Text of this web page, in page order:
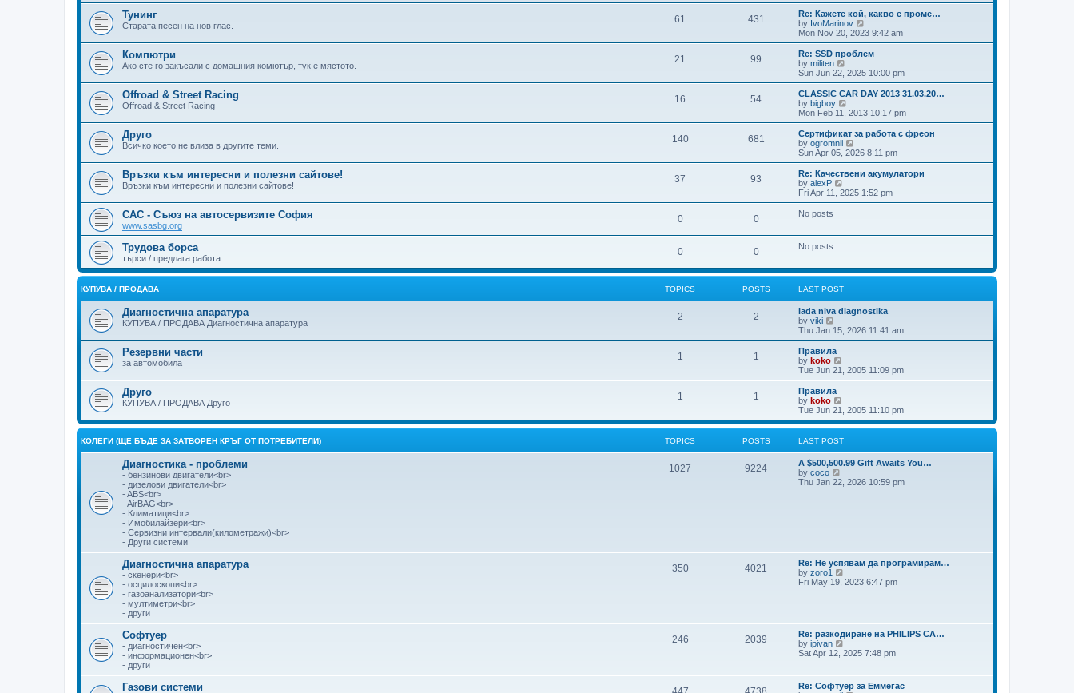
o
s
ta
t
e
t
p
o
s
t
w
t
h
e
a
t
e
t
p
o
s
t
Тунинг
Старата песен на нов глас.
61 431
Re: Кажете кой, какво е проме…
by IvoMarinov
i
e
w
h
l
a
t
e
t
o
s
Mon Nov 20, 2023 9:42 am
Компютри
Ако сте го закъсали с домашния комютър, тук е мястото.
21 99
Re: SSD проблем
by militen
i
e
w
t
h
a
t
e
t
o
s
Sun Jun 22, 2025 10:00 pm
Offroad & Street Racing
Offroad & Street Racing
16 54
CLASSIC CAR DAY 2013 31.03.20…
by bigboy
i
e
w
t
h
a
t
e
o
Mon Feb 11, 2013 10:17 pm
Друго
Всичко което не влиза в другите теми.
140 681
Сертификат за работа с фреон
by ogromnii
i
e
w
h
e
p
o
Sun Apr 05, 2026 8:11 pm
Връзки към интересни и полезни сайтове!
Връзки към интересни и полезни сайтове!
37 93
Re: Качествени акумулатори
by alexP
i
e
t
e
s
p
o
s
t
Fri Apr 11, 2025 1:52 pm
САС - Съюз на автосервизите София
www.sasbg.org
0 0 No posts
Трудова борса
търси / предлага работа
0 0 No posts
КУПУВА / ПРОДАВА TOPICS POSTS LAST POST
Диагностична апаратура
КУПУВА / ПРОДАВА Диагностична апаратура
2 2
lada niva diagnostika
by viki
i
e
w
t
h
a
t
e
s
p
o
s
t
Thu Jan 15, 2026 11:41 am
Резервни части
за автомобила
1 1
Правила
by koko
e
h
e
l
a
e
s
p
Tue Jun 21, 2005 11:09 pm
Друго
КУПУВА / ПРОДАВА Друго
1 1
Правила
by koko
e
w
t
l
t
t
Tue Jun 21, 2005 11:10 pm
КОЛЕГИ (ЩЕ БЪДЕ ЗА ЗАТВОРЕН КРЪГ ОТ ПОТРЕБИТЕЛИ) TOPICS POSTS LAST POST
Диагностика - проблеми
- бензинови двигатели<br>
- дизелови двигатели<br>
- ABS<br>
- AirBAG<br>
- Климатици<br>
- Имобилайзери<br>
- Сервизни интервали(километражи)<br>
- Други системи
1027 9224
A $500,500.99 Gift Awaits You…
by coco
i
e
s
t
t
Thu Jan 22, 2026 10:59 pm
Диагностична апаратура
- скенери<br>
- осцилоскопи<br>
- газоанализатори<br>
- мултиметри<br>
- други
350 4021
Re: Не успявам да програмирам…
by zoro1
i
l
a
t
s
t
Fri May 19, 2023 6:47 pm
Софтуер
- диагностичен<br>
- информационен<br>
- други
246 2039
Re: разкодиране на PHILIPS CA…
by ipivan
i
h
Sat Apr 12, 2025 7:48 pm
Газови системи
Re: Софтуер за Еммегас